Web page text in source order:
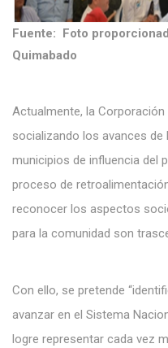
Fuente: Foto
Quimabado
Actualmente, la
socializando los avances
municipios de influencia del
proceso de
reconocer los aspectos
para la comunidad son
Con ello, se pretende
avanzar en el Sistema
logre representar cada vez